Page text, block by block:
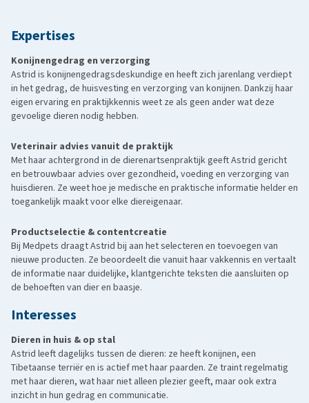
Expertises
Konijnengedrag en verzorging
Astrid is konijnengedragsdeskundige en heeft zich jarenlang verdiept
in het gedrag, de huisvesting en verzorging van konijnen. Dankzij haar
eigen ervaring en praktijkkennis weet ze als geen ander wat deze
gevoelige dieren nodig hebben.
Veterinair advies vanuit de praktijk
Met haar achtergrond in de dierenartsenpraktijk geeft Astrid gericht
en betrouwbaar advies over gezondheid, voeding en verzorging van
huisdieren. Ze weet hoe je medische en praktische informatie helder en
toegankelijk maakt voor elke diereigenaar.
Productselectie & contentcreatie
Bij Medpets draagt Astrid bij aan het selecteren en toevoegen van
nieuwe producten. Ze beoordeelt die vanuit haar vakkennis en vertaalt
de informatie naar duidelijke, klantgerichte teksten die aansluiten op
de behoeften van dier en baasje.
Interesses
Dieren in huis & op stal
Astrid leeft dagelijks tussen de dieren: ze heeft konijnen, een
Tibetaanse terriër en is actief met haar paarden. Ze traint regelmatig
met haar dieren, wat haar niet alleen plezier geeft, maar ook extra
inzicht in hun gedrag en communicatie.